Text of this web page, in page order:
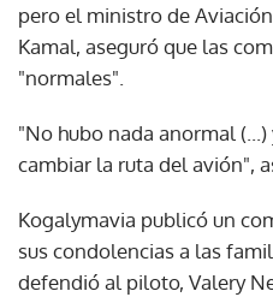
pero el ministro de
Kamal, aseguró que las
"normales".
"No hubo nada anormal
cambiar la ruta del avión",
Kogalymavia publicó un
sus condolencias a las
defendió al piloto, Valery